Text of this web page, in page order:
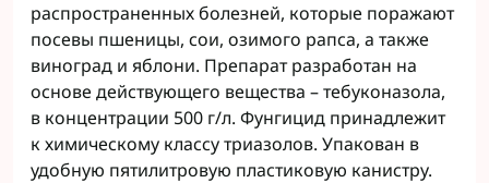
распространенных болезней, которые поражают
посевы пшеницы, сои, озимого рапса, а также
виноград и яблони. Препарат разработан на
основе действующего вещества – тебуконазола,
в концентрации 500 г/л. Фунгицид принадлежит
к химическому классу триазолов. Упакован в
удобную пятилитровую пластиковую канистру.